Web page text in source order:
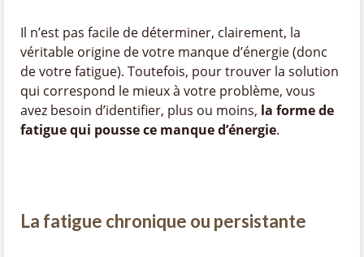
Il n’est pas facile de déterminer, clairement, la
véritable origine de votre manque d’énergie (donc
de votre fatigue). Toutefois, pour trouver la solution
qui correspond le mieux à votre problème, vous
avez besoin d’identifier, plus ou moins, la forme de
fatigue qui pousse ce manque d’énergie.
La fatigue chronique ou persistante